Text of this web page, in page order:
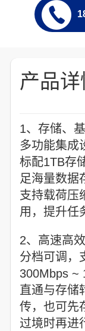
产品详
1、存储、
多功能集成
标配1TB存
足海量数据
支持载荷压
用，提升任
2、高速高
分档可调，
300Mbps ~
直通与存储
传，也可先
过境时再进